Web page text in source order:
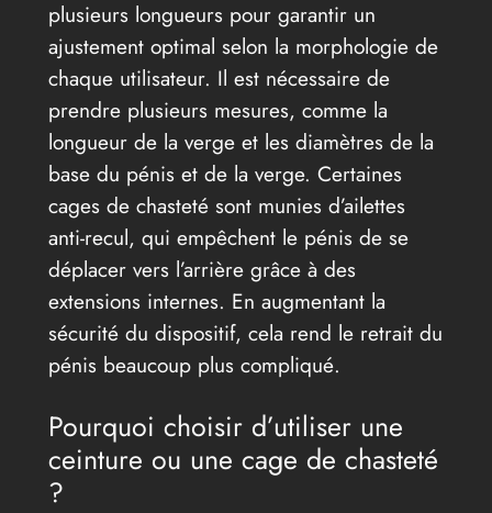
plusieurs longueurs pour garantir un
ajustement optimal selon la morphologie de
chaque utilisateur. Il est nécessaire de
prendre plusieurs mesures, comme la
longueur de la verge et les diamètres de la
base du pénis et de la verge. Certaines
cages de chasteté sont munies d’ailettes
anti-recul, qui empêchent le pénis de se
déplacer vers l’arrière grâce à des
extensions internes. En augmentant la
sécurité du dispositif, cela rend le retrait du
pénis beaucoup plus compliqué.
Pourquoi choisir d’utiliser une
ceinture ou une cage de chasteté
?